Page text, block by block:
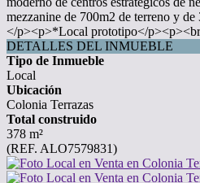
mezzanine de 700m2 de terreno y
</p><p>*Local prototipo</
DETALLES DEL INMUEBLE
Tipo de Inmueble
Local
Ubicación
Colonia Terrazas
Total construido
378 m²
(REF. ALO7579831)